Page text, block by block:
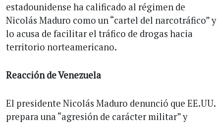
estadounidense ha calificado al régimen de
Nicolás Maduro como un “cartel del narcotráfico” y
lo acusa de facilitar el tráfico de drogas hacia
territorio norteamericano.
Reacción de Venezuela
El presidente Nicolás Maduro denunció que EE.UU.
prepara una “agresión de carácter militar” y